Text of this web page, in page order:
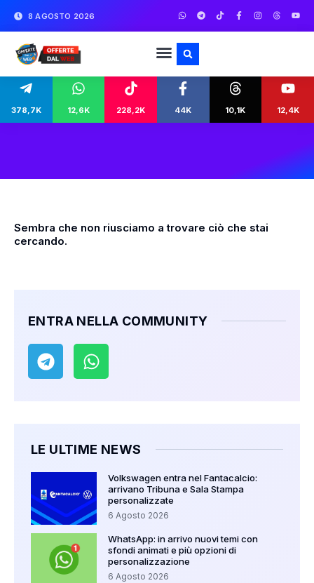
8 AGOSTO 2026
378,7K 12,6K 228,2K 44K 10,1K 12,4K
Sembra che non riusciamo a trovare ciò che stai
cercando.
ENTRA NELLA COMMUNITY
LE ULTIME NEWS
Volkswagen entra nel Fantacalcio:
arrivano Tribuna e Sala Stampa
personalizzate
6 Agosto 2026
WhatsApp: in arrivo nuovi temi con
sfondi animati e più opzioni di
personalizzazione
6 Agosto 2026